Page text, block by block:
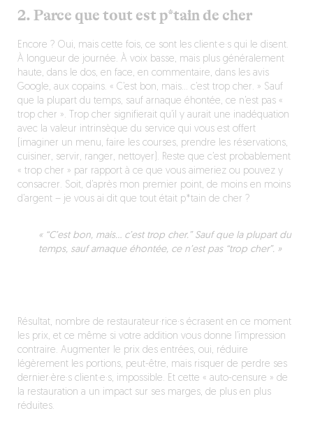
2. Parce que tout est p*tain de cher
Encore ? Oui, mais cette fois, ce sont les client·e·s qui le disent.
À longueur de journée. À voix basse, mais plus généralement
haute, dans le dos, en face, en commentaire, dans les avis
Google, aux copains. « C’est bon, mais… c’est trop cher. » Sauf
que la plupart du temps, sauf arnaque éhontée, ce n’est pas «
trop cher ». Trop cher signifierait qu’il y aurait une inadéquation
avec la valeur intrinsèque du service qui vous est offert
(imaginer un menu, faire les courses, prendre les réservations,
cuisiner, servir, ranger, nettoyer). Reste que c’est probablement
« trop cher » par rapport à ce que vous aimeriez ou pouvez y
consacrer. Soit, d’après mon premier point, de moins en moins
d’argent – je vous ai dit que tout était p*tain de cher ?
« “C’est bon, mais… c’est trop cher.” Sauf que la plupart du
temps, sauf arnaque éhontée, ce n’est pas “trop cher”. »
Résultat, nombre de restaurateur·rice·s écrasent en ce moment
les prix, et ce même si votre addition vous donne l’impression
contraire. Augmenter le prix des entrées, oui, réduire
légèrement les portions, peut-être, mais risquer de perdre ses
dernier·ère·s client·e·s, impossible. Et cette « auto-censure » de
la restauration a un impact sur ses marges, de plus en plus
réduites.